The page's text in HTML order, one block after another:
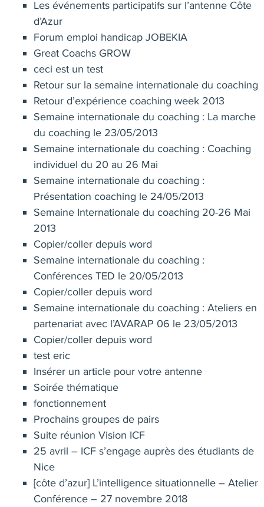
Les événements participatifs sur l’antenne Côte
d’Azur
Forum emploi handicap JOBEKIA
Great Coachs GROW
ceci est un test
Retour sur la semaine internationale du coaching
Retour d’expérience coaching week 2013
Semaine internationale du coaching : La marche
du coaching le 23/05/2013
Semaine internationale du coaching : Coaching
individuel du 20 au 26 Mai
Semaine internationale du coaching :
Présentation coaching le 24/05/2013
Semaine Internationale du coaching 20-26 Mai
2013
Copier/coller depuis word
Semaine internationale du coaching :
Conférences TED le 20/05/2013
Copier/coller depuis word
Semaine internationale du coaching : Ateliers en
partenariat avec l’AVARAP 06 le 23/05/2013
Copier/coller depuis word
test eric
Insérer un article pour votre antenne
Soirée thématique
fonctionnement
Prochains groupes de pairs
Suite réunion Vision ICF
25 avril – ICF s’engage auprès des étudiants de
Nice
[côte d’azur] L’intelligence situationnelle – Atelier
Conférence – 27 novembre 2018